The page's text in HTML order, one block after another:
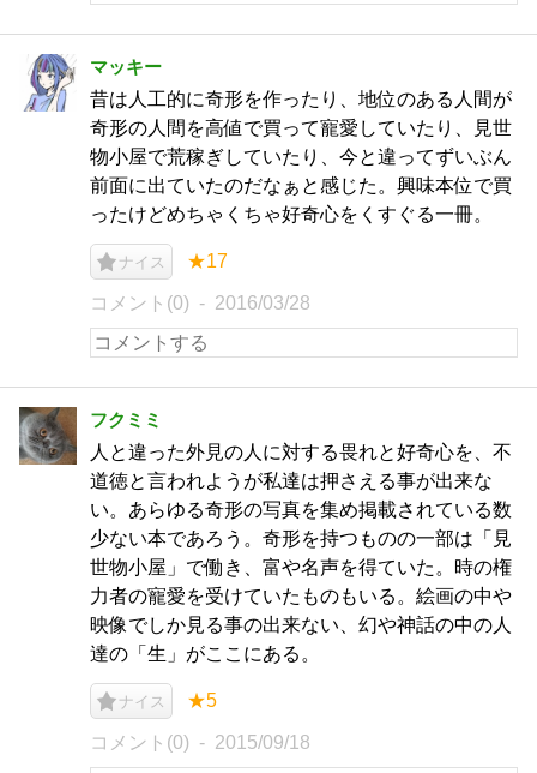
マッキー
昔は人工的に奇形を作ったり、地位のある人間が
奇形の人間を高値で買って寵愛していたり、見世
物小屋で荒稼ぎしていたり、今と違ってずいぶん
前面に出ていたのだなぁと感じた。興味本位で買
ったけどめちゃくちゃ好奇心をくすぐる一冊。
ナイス ★17
コメント(0) 2016/03/28
フクミミ
人と違った外見の人に対する畏れと好奇心を、不
道徳と言われようが私達は押さえる事が出来な
い。あらゆる奇形の写真を集め掲載されている数
少ない本であろう。奇形を持つものの一部は「見
世物小屋」で働き、富や名声を得ていた。時の権
力者の寵愛を受けていたものもいる。絵画の中や
映像でしか見る事の出来ない、幻や神話の中の人
達の「生」がここにある。
ナイス ★5
コメント(0) 2015/09/18